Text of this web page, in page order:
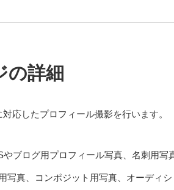
の詳細
応したプロフィール撮影を行います。
ブログ用プロフィール写真、名刺用写
真、コンポジット用写真、オーディ